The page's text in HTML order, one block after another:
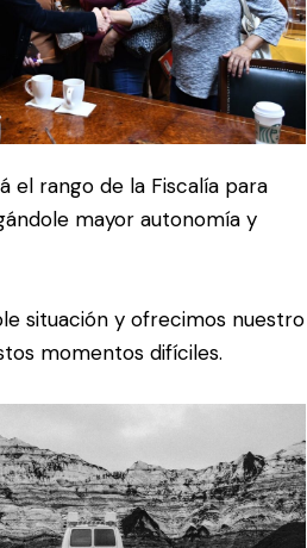
el rango de la Fiscalía para
mayor autonomía y
situación y ofrecimos nuestro
momentos difíciles.